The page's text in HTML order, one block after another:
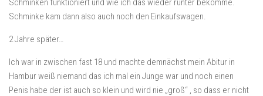
Schminken funktioniert und wie ich das wieder runter bekomme.
Schminke kam dann also auch noch den Einkaufswagen.
2 Jahre später…
Ich war in zwischen fast 18 und machte demnächst mein Abitur in
Hambur weiß niemand das ich mal ein Junge war und noch einen
Penis habe der ist auch so klein und wird nie „groß“ , so dass er nicht